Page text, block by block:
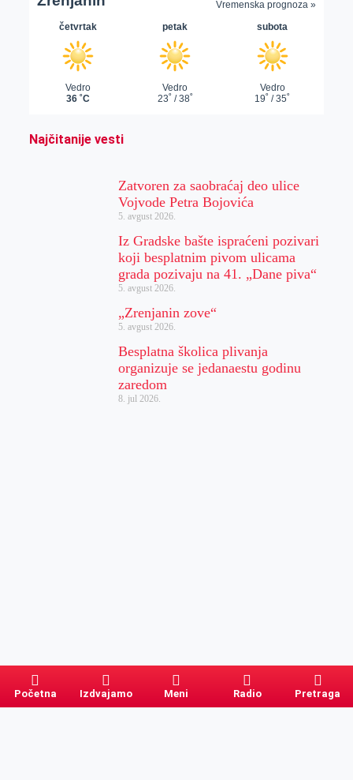
Najčitanije vesti
Zatvoren za saobraćaj deo ulice
Vojvode Petra Bojovića
5. avgust 2026.
Iz Gradske bašte ispraćeni pozivari
koji besplatnim pivom ulicama
grada pozivaju na 41. „Dane piva“
5. avgust 2026.
„Zrenjanin zove“
5. avgust 2026.
Besplatna školica plivanja
organizuje se jedanaestu godinu
zaredom
8. jul 2026.
Početna Izdvajamo Meni Radio Pretraga